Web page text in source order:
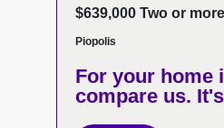
$639,000 Two or
Piopolis
For your home
compare us.